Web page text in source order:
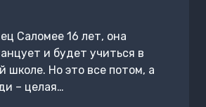
Саломее 16 лет, она
и будет учиться в
школе. Но это все потом, а
– целая…